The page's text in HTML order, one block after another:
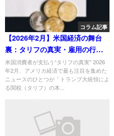
コラム記事
【2026年2月】米国経済の舞台
裏：タリフの真実・雇用の行
方・新時代の財政リスク
米国消費者が支払う“タリフの真実” 2026
年2月、アメリカ経済で最も注目を集めた
ニュースのひとつが「トランプ大統領によ
る関税（タリフ）の本...